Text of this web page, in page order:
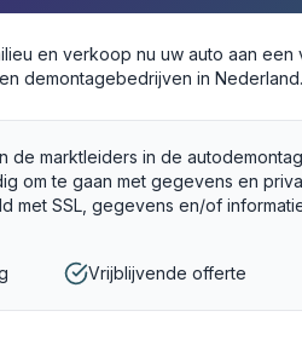
en verkoop nu uw auto aan
demontagebedrijven in Nederland.
de marktleiders in de
om te gaan met gegevens en
met SSL, gegevens en/of
Vrijblijvende offerte